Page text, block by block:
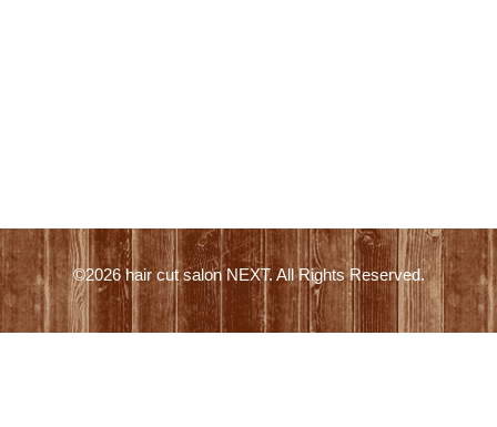
©2026hair cut salon NEXT. All Rights Reserved.